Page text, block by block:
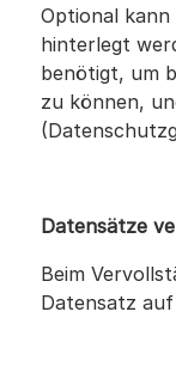
Optional
hinterlegt
benötigt, um
zu können,
Datensätze
Beim
Datensatz